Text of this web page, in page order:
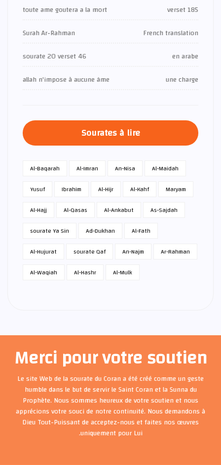
toute ame goutera a la mort
verset 185
Surah Ar-Rahman
French translation
sourate 20 verset 46
en arabe
allah n'impose à aucune âme
une charge
Sourates à lire
Al-Baqarah Al-Imran An-Nisa
Al-Maidah
Yusuf
Ibrahim Al-Hijr Al-Kahf
Maryam
Al-Hajj
Al-Qasas Al-Ankabut
As-Sajdah
sourate Ya Sin
Ad-Dukhan
Al-Fath
Al-Hujurat
sourate Qaf An-Najm
Ar-Rahman
Al-Waqiah
Al-Hashr Al-Mulk
Merci pour votre soutien
Le site Web de la sourate du Coran a été créé comme un geste
humble dans le but de servir le Saint Coran et la Sunna du
Prophète. Nous sommes heureux de votre soutien et nous
apprécions votre souci de notre continuité. Nous demandons à
Dieu Tout-Puissant de acceptez-nous et faites nos œuvres
uniquement pour Lui.